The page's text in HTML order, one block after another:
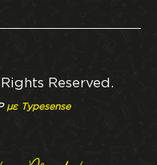
Reserved.
με Typesense